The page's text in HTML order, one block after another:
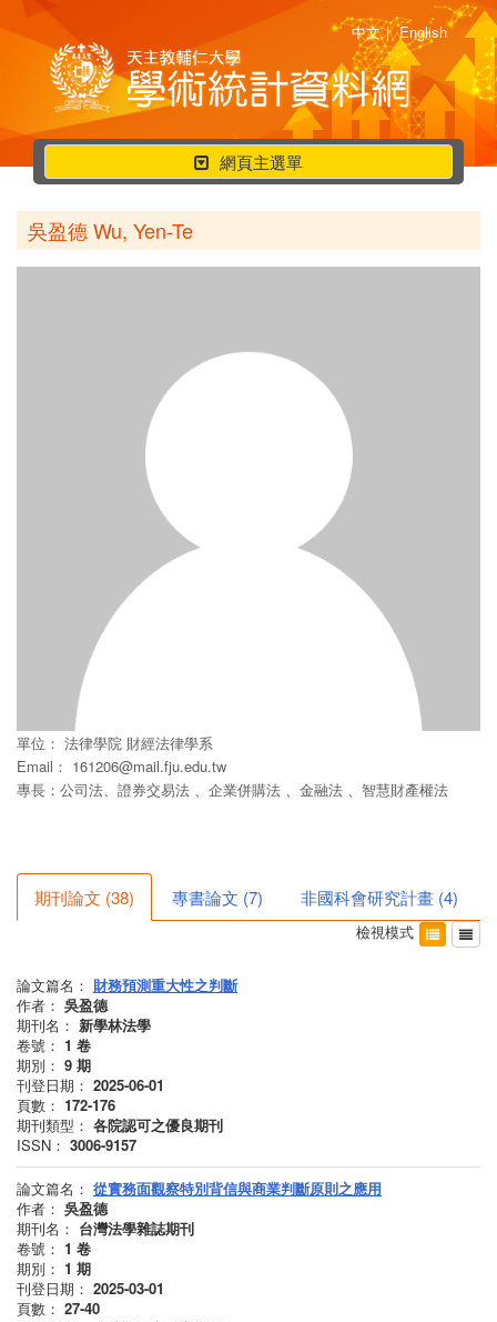
中文 | English
行
動
選
網頁主選單
吳盈德 Wu, Yen-Te
單位： 法律學院 財經法律學系
Email： 161206@mail.fju.edu.tw
專長：公司法、證券交易法 、企業併購法 、金融法 、智慧財產權法
期刊論文 (38) 專書論文 (7) 非國科會研究計畫 (4)
檢視模式
論文篇名： 財務預測重大性之判斷
作者： 吳盈德
期刊名： 新學林法學
卷號： 1 卷
期別： 9 期
刊登日期： 2025-06-01
頁數： 172-176
期刊類型： 各院認可之優良期刊
ISSN： 3006-9157
論文篇名： 從實務面觀察特別背信與商業判斷原則之應用
作者： 吳盈德
期刊名： 台灣法學雜誌期刊
卷號： 1 卷
期別： 1 期
刊登日期： 2025-03-01
頁數： 27-40